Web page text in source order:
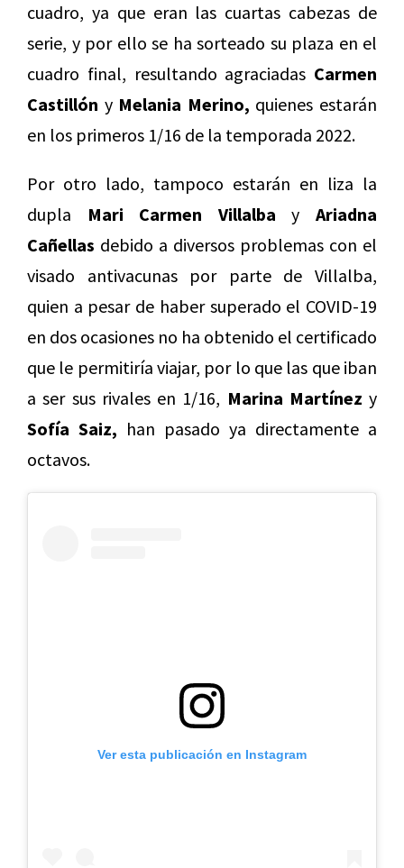
cuadro, ya que eran las cuartas cabezas de
serie, y por ello se ha sorteado su plaza en el
cuadro final, resultando agraciadas Carmen
Castillón y Melania Merino, quienes estarán
en los primeros 1/16 de la temporada 2022.
Por otro lado, tampoco estarán en liza la
dupla Mari Carmen Villalba yAriadna
Cañellas debido a diversos problemas con el
visado antivacunas por parte de Villalba,
quien a pesar de haber superado el COVID-19
en dos ocasiones no ha obtenido el certificado
que le permitiría viajar, por lo que las que iban
a ser sus rivales en 1/16, Marina Martínez y
Sofía Saiz, han pasado ya directamente a
octavos.
Ver esta publicación en Instagram